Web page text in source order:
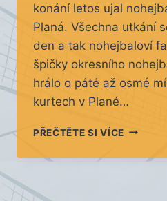
konání letos ujal
Planá. Všechna utkání
den a tak nohejbaloví
špičky okresního
hrálo o páté až osmé
kurtech v Plané…
PŘEČTĚTE SI VÍCE
POHÁRU